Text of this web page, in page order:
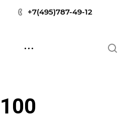
+7(495)787-49-12